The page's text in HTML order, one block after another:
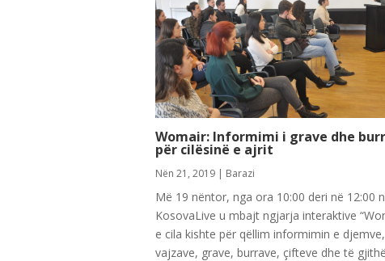
Womair: Informimi i grave dhe
për cilësinë e ajrit
Nën 21, 2019 | Barazi
Më 19 nëntor, nga ora 10:00 deri në 12:00
KosovaLive u mbajt ngjarja interaktive
e cila kishte për qëllim informimin e djemve,
vajzave, grave, burrave, çifteve dhe të